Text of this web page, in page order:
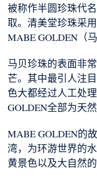
被称作半圆珍珠代
取。清美堂珍珠采
MABE GOLDEN（
马贝珍珠的表面非
芒。其中最引人注
色大都经过人工处
GOLDEN全部为天然
MABE GOLDEN的
湾，为环游世界的
黄景色以及大自然